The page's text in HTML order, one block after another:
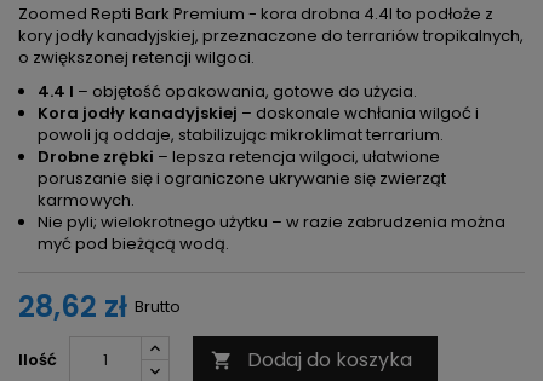
Zoomed Repti Bark Premium - kora drobna 4.4l to podłoże z
kory jodły kanadyjskiej, przeznaczone do terrariów tropikalnych,
o zwiększonej retencji wilgoci.
4.4 l – objętość opakowania, gotowe do użycia.
Kora jodły kanadyjskiej – doskonale wchłania wilgoć i
powoli ją oddaje, stabilizując mikroklimat terrarium.
Drobne zrębki – lepsza retencja wilgoci, ułatwione
poruszanie się i ograniczone ukrywanie się zwierząt
karmowych.
Nie pyli; wielokrotnego użytku – w razie zabrudzenia można
myć pod bieżącą wodą.
28,62 zł Brutto
Ilość  Dodaj do koszyka